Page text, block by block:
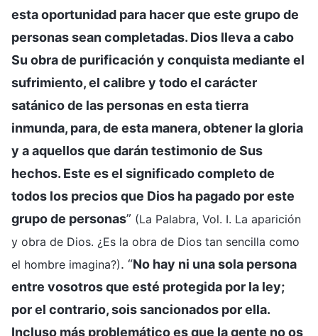
esta oportunidad para hacer que este grupo de
personas sean completadas. Dios lleva a cabo
Su obra de purificación y conquista mediante el
sufrimiento, el calibre y todo el carácter
satánico de las personas en esta tierra
inmunda, para, de esta manera, obtener la gloria
y a aquellos que darán testimonio de Sus
hechos. Este es el significado completo de
todos los precios que Dios ha pagado por este
grupo de personas” (La Palabra, Vol. I. La aparición
y obra de Dios. ¿Es la obra de Dios tan sencilla como
el hombre imagina?). “No hay ni una sola persona
entre vosotros que esté protegida por la ley;
por el contrario, sois sancionados por ella.
Incluso más problemático es que la gente no os